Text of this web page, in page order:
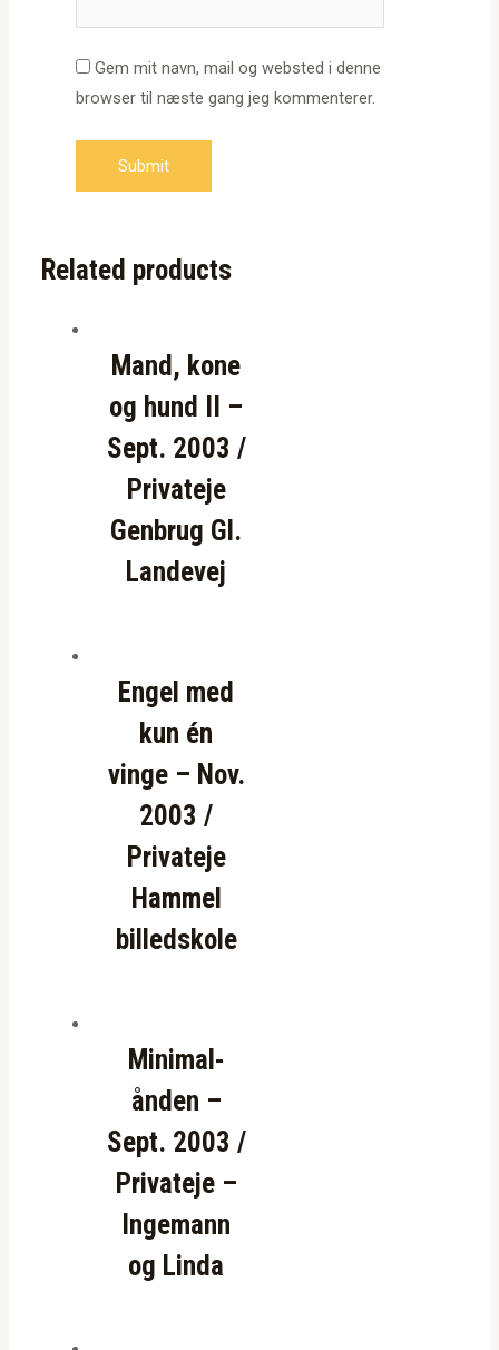
Gem mit navn, mail og websted i denne
browser til næste gang jeg kommenterer.
Related products
Mand, kone
og hund II –
Sept. 2003 /
Privateje
Genbrug Gl.
Landevej
Engel med
kun én
vinge – Nov.
2003 /
Privateje
Hammel
billedskole
Minimal-
ånden –
Sept. 2003 /
Privateje –
Ingemann
og Linda